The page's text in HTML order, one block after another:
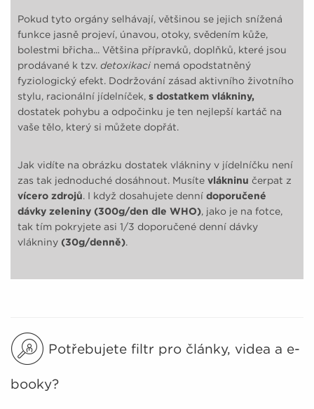
Pokud tyto orgány selhávají, většinou se jejich snížená
funkce jasně projeví, únavou, otoky, svědením kůže,
bolestmi břicha... Většina přípravků, doplňků, které jsou
prodávané k tzv. detoxikaci nemá opodstatněný
fyziologický efekt. Dodržování zásad aktivního životního
stylu, racionální jídelníček, s dostatkem vlákniny,
dostatek pohybu a odpočinku je ten nejlepší kartáč na
vaše tělo, který si můžete dopřát.
Jak vidíte na obrázku dostatek vlákniny v jídelníčku není
zas tak jednoduché dosáhnout. Musíte vlákninu čerpat z
vícero zdrojů. I když dosahujete denní doporučené
dávky zeleniny (300g/den dle WHO), jako je na fotce,
tak tím pokryjete asi 1/3 doporučené denní dávky
vlákniny (30g/denně).
Potřebujete filtr pro články, videa a e-
booky?